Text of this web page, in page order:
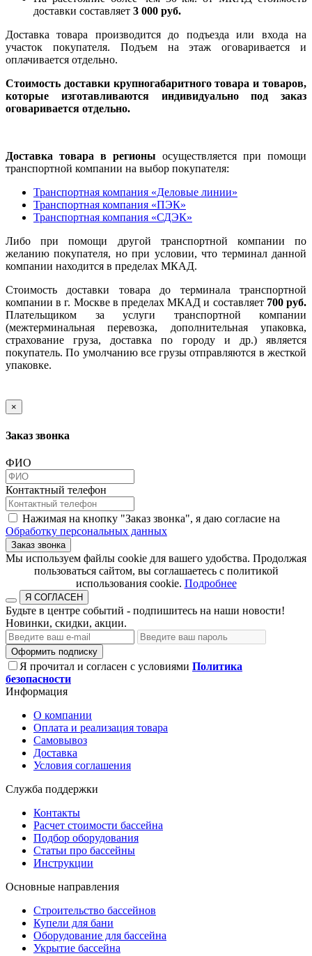
доставки составляет 3 000 руб.
Доставка товара производится до подъезда или входа на
участок покупателя. Подъем на этаж оговаривается и
оплачивается отдельно.
Стоимость доставки крупногабаритного товара и товаров,
которые изготавливаются индивидуально под заказ
оговаривается отдельно.
Доставка товара в регионы осуществляется при помощи
транспортной компании на выбор покупателя:
Транспортная компания «Деловые линии»
Транспортная компания «ПЭК»
Транспортная компания «СДЭК»
Либо при помощи другой транспортной компании по
желанию покупателя, но при условии, что терминал данной
компании находится в пределах МКАД.
Стоимость доставки товара до терминала транспортной
компании в г. Москве в пределах МКАД и составляет 700 руб.
Плательщиком за услуги транспортной компании
(межтерминальная перевозка, дополнительная упаковка,
страхование груза, доставка по городу и др.) является
покупатель. По умолчанию все грузы отправляются в жесткой
упаковке.
×
Заказ звонка
ФИО
Контактный телефон
Нажимая на кнопку "Заказ звонка", я даю согласие на
Обработку персональных данных
Заказ звонка
​​​​​​​Мы используем файлы cookie для вашего удобства. Продолжая
пользоваться сайтом, вы соглашаетесь с политикой
использования cookie.​​​​​​​ Подробнее
Я СОГЛАСЕН
Будьте в центре событий - подпишитесь на наши новости!
Новинки, скидки, акции.
Оформить подписку
Я прочитал и согласен с условиями Политика
безопасности
Информация
О компании
Оплата и реализация товара
Самовывоз
Доставка
Условия соглашения
Служба поддержки
Контакты
Расчет стоимости бассейна
Подбор оборудования
Статьи про бассейны
Инструкции
Основные направления
Строительство бассейнов
Купели для бани
Оборудование для бассейна
Укрытие бассейна